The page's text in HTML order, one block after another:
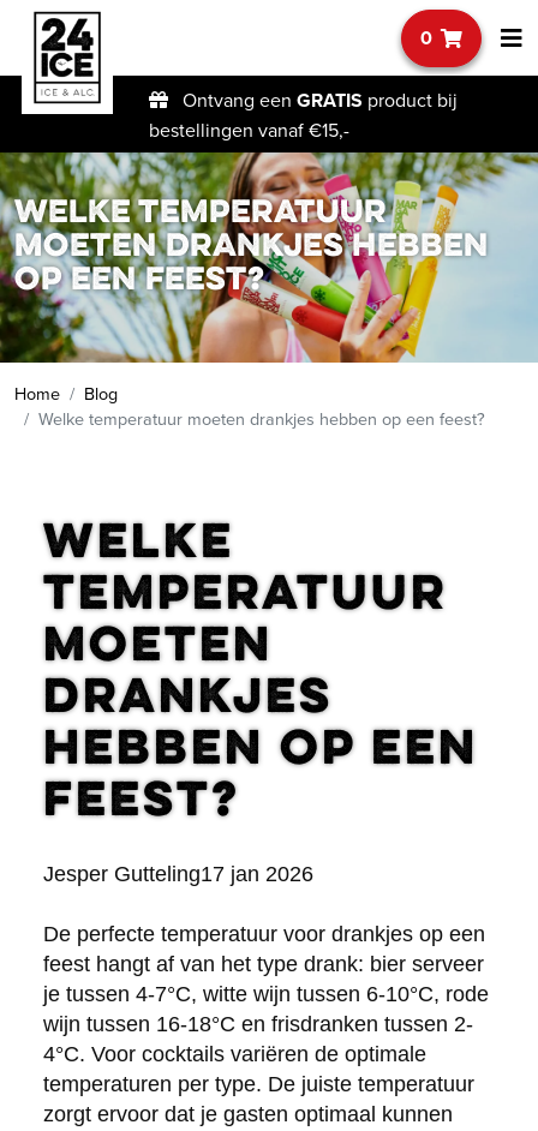
0
Ontvang een GRATIS product bij
bestellingen vanaf €15,-
Welke temperatuur
moeten drankjes hebben
op een feest?
Home
Blog
Welke temperatuur moeten drankjes hebben op een feest?
Welke
temperatuur
moeten
drankjes
hebben op een
feest?
Posted
Jesper Gutteling17 jan 2026
De perfecte temperatuur voor drankjes op een
feest hangt af van het type drank: bier serveer
je tussen 4-7°C, witte wijn tussen 6-10°C, rode
wijn tussen 16-18°C en frisdranken tussen 2-
4°C. Voor cocktails variëren de optimale
temperaturen per type. De juiste temperatuur
zorgt ervoor dat je gasten optimaal kunnen